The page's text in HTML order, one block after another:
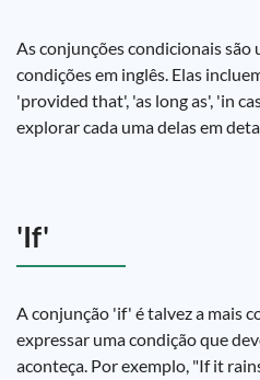
As conjunções condicionais são
condições em inglês. Elas
'provided that', 'as long as', 'in
explorar cada uma delas em
'If'
A conjunção 'if' é talvez a mais
expressar uma condição que
aconteça. Por exemplo, "If it